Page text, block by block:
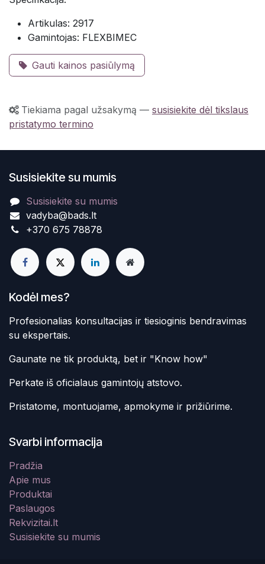
Artikulas: 2917
Gamintojas: FLEXBIMEC
Gauti kainos pasiūlymą
Tiekiama pagal užsakymą — susisiekite dėl tikslaus
pristatymo termino
Susisiekite su mumis
Susisiekite su mumis
vadyba@bads.lt
+370 675 78878
Kodėl mes?
Profesionalias konsultacijas ir tiesioginis bendravimas
su ekspertais.
Gaunate ne tik produktą, bet ir "Know how"
Perkate iš oficialaus gamintojų atstovo.
Pristatome, montuojame, apmokyme ir prižiūrime.
Svarbi informacija
Pradžia
Apie mus
Produktai
Paslaugos
Rekvizitai.lt
Susisiekite su mumis